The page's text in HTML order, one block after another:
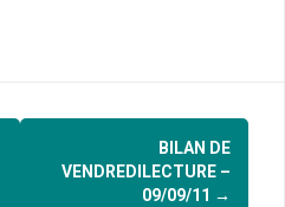
BILAN DE
VENDREDILECTURE –
09/09/11 →